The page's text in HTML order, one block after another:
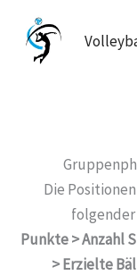
Inhalt
springen
Die
folgender
Punkte > Anzahl
> Erzielte